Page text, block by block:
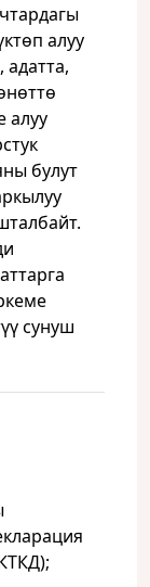
алуу
алуу
булут
сунуш